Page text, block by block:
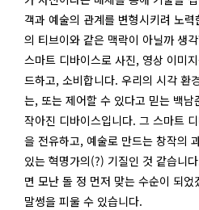
객과 예술의 관계를 변형시키려 노
의 티브이와 같은 맥락이 아닐까 생
스마트 디바이스로 사진, 영상 이미
드하고, 소비합니다. 우리의 시각 환
는, 또는 제어할 수 있다고 믿는 백
작아진 디바이스입니다. 그 스마트
을 전유하고, 예술로 만드는 창작의
있는 혁명가의(?) 기질인 것 같습니
면 모난 돌 정 먼저 맞는 수순이 되
말썽을 피울 수 있습니다.